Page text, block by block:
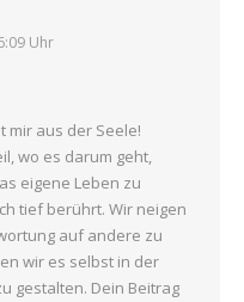
Uhr
mir aus der Seele!
wo es darum geht,
eigene Leben zu
tief berührt. Wir neigen
auf andere zu
wir es selbst in der
gestalten. Dein Beitrag